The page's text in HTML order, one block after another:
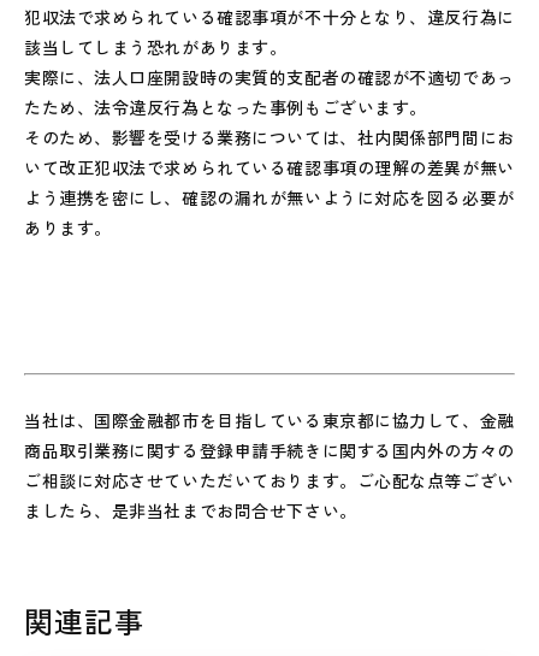
犯収法で求められている確認事項が不十分となり、違反行為に
該当してしまう恐れがあります。
実際に、法人口座開設時の実質的支配者の確認が不適切であっ
たため、法令違反行為となった事例もございます。
そのため、影響を受ける業務については、社内関係部門間にお
いて改正犯収法で求められている確認事項の理解の差異が無い
よう連携を密にし、確認の漏れが無いように対応を図る必要が
あります。
当社は、国際金融都市を目指している東京都に協力して、金融
商品取引業務に関する登録申請手続きに関する国内外の方々の
ご相談に対応させていただいております。ご心配な点等ござい
ましたら、是非当社までお問合せ下さい。
関連記事